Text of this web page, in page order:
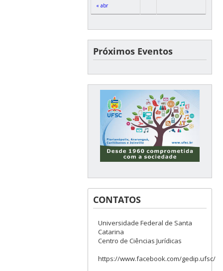
« abr
Próximos Eventos
CONTATOS
Universidade Federal de Santa
Catarina
Centro de Ciências Jurídicas
https://www.facebook.com/gedip.ufsc/